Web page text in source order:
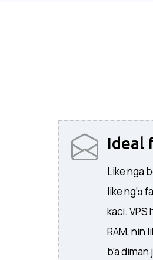
Ideal
Like nga
like ng’ɔ
kaci. VPS
RAM, nin
b’a